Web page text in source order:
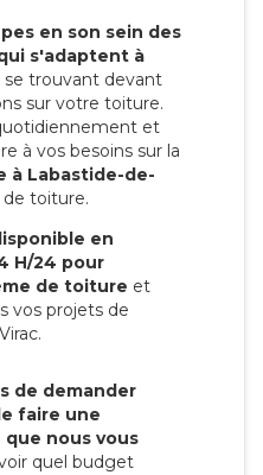
en son sein des
s'adaptent à
se trouvant devant
sur votre toiture.
et
à vos besoins sur la
à Labastide-de-
toiture.
en
H/24 pour
de toiture et
vos projets de
de demander
faire une
que nous vous
quel budget